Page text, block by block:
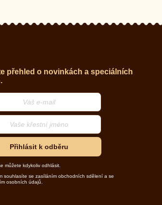
přehled o novinkách a speciálních
Přihlásit k odběru
můžete kdykoliv odhlásit.
souhlasíte se zasíláním obchodních sdělení a se
osobních údajů.